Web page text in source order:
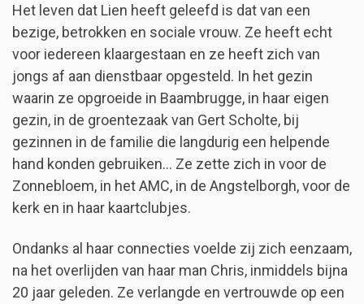
Het leven dat Lien heeft geleefd is dat van een
bezige, betrokken en sociale vrouw. Ze heeft echt
voor iedereen klaargestaan en ze heeft zich van
jongs af aan dienstbaar opgesteld. In het gezin
waarin ze opgroeide in Baambrugge, in haar eigen
gezin, in de groentezaak van Gert Scholte, bij
gezinnen in de familie die langdurig een helpende
hand konden gebruiken… Ze zette zich in voor de
Zonnebloem, in het AMC, in de Angstelborgh, voor de
kerk en in haar kaartclubjes.
Ondanks al haar connecties voelde zij zich eenzaam,
na het overlijden van haar man Chris, inmiddels bijna
20 jaar geleden. Ze verlangde en vertrouwde op een